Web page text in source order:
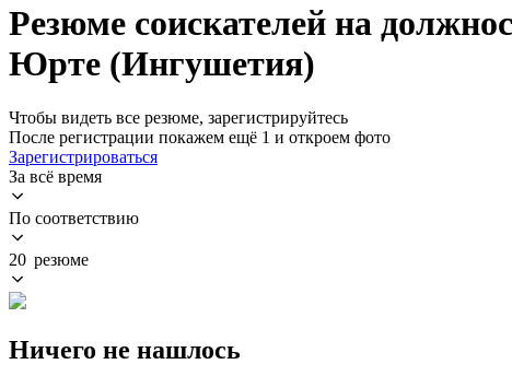
Резюме соискателей на
Юрте (Ингушетия)
Чтобы видеть все резюме, зарегистрируйтесь
После регистрации покажем ещё 1 и откроем фото
Зарегистрироваться
За всё время
По соответствию
20 резюме
Ничего не нашлось